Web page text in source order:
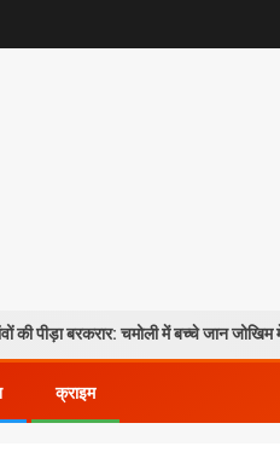
चमोली में बच्चे जान जोखिम में डालकर पार कर
क्राइम